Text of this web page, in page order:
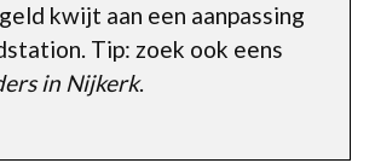
kwijt aan een aanpassing
Tip: zoek ook eens
in Nijkerk.